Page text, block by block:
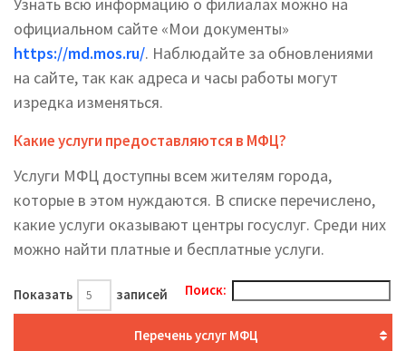
официальном сайте «Мои документы»
https://md.mos.ru/. Наблюдайте за обновлениями
на сайте, так как адреса и часы работы могут
изредка изменяться.
Какие услуги предоставляются в МФЦ?
Услуги МФЦ доступны всем жителям города,
которые в этом нуждаются. В списке перечислено,
какие услуги оказывают центры госуслуг. Среди них
можно найти платные и бесплатные услуги.
Показать записей Поиск:
Перечень услуг МФЦ